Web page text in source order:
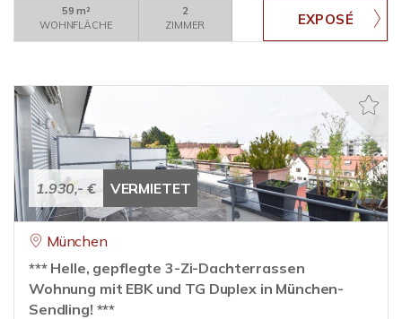
59 m²
WOHNFLÄCHE
2
ZIMMER
1.930,- € VERMIETET
München
*** Helle, gepflegte 3-Zi-Dachterrassen
Wohnung mit EBK und TG Duplex in München-
Sendling! ***